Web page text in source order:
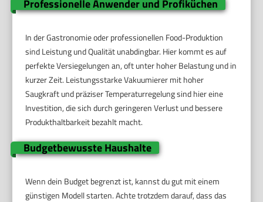
Professionelle Anwender und Profiküchen
In der Gastronomie oder professionellen Food-Produktion
sind Leistung und Qualität unabdingbar. Hier kommt es auf
perfekte Versiegelungen an, oft unter hoher Belastung und in
kurzer Zeit. Leistungsstarke Vakuumierer mit hoher
Saugkraft und präziser Temperaturregelung sind hier eine
Investition, die sich durch geringeren Verlust und bessere
Produkthaltbarkeit bezahlt macht.
Budgetbewusste Haushalte
Wenn dein Budget begrenzt ist, kannst du gut mit einem
günstigen Modell starten. Achte trotzdem darauf, dass das